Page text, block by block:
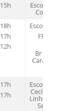
Escola Marechal
Costa e Silva
Escola Rio Pardo
Flona Bom
Br 364, Linha
Caracol, Km 90
Escola Municipal
Cecília Meireles,
Linha B40, Km 4,
Setor Rural